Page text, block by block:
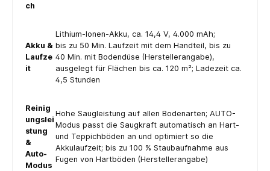
ch
Akku &
Laufze
it
Lithium-Ionen-Akku, ca. 14,4 V, 4.000 mAh;
bis zu 50 Min. Laufzeit mit dem Handteil, bis zu
40 Min. mit Bodendüse (Herstellerangabe),
ausgelegt für Flächen bis ca. 120 m²; Ladezeit ca.
4,5 Stunden
Reinig
ungslei
stung
&
Auto-
Modus
Hohe Saugleistung auf allen Bodenarten; AUTO-
Modus passt die Saugkraft automatisch an Hart-
und Teppichböden an und optimiert so die
Akkulaufzeit; bis zu 100 % Staubaufnahme aus
Fugen von Hartböden (Herstellerangabe)